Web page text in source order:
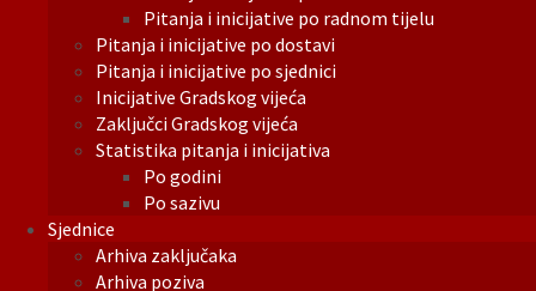
Pitanja i inicijative po radnom tijelu
Pitanja i inicijative po dostavi
Pitanja i inicijative po sjednici
Inicijative Gradskog vijeća
Zaključci Gradskog vijeća
Statistika pitanja i inicijativa
Po godini
Po sazivu
Sjednice
Arhiva zaključaka
Arhiva poziva